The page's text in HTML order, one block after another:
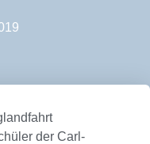
der Carl-